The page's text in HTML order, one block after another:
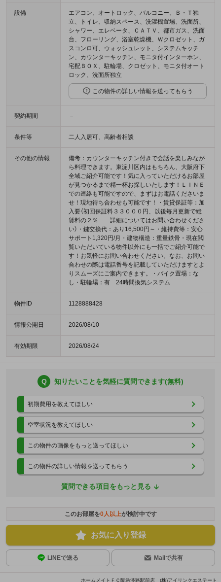
設備
エアコン、オートロック、バルコニー、Ｂ・Ｔ独
立、トイレ、収納スペース、洗濯機置場、洗面所、
シャワー、エレベータ、ＣＡＴＶ、都市ガス、洗面
台、フローリング、浴室乾燥機、Ｗクロゼット、ガ
スコンロ可、ウォッシュレット、システムキッチ
ン、カウンターキッチン、モニタ付インターホン、
宅配ＢＯＸ、駐輪場、クロゼット、モニタ付オート
ロック、洗面所独立
この物件の詳しい情報を送ってもらう
契約期間 －
条件等 二人入居可、高齢者相談
その他の情報
備考：カウンターキッチン付きで会話を楽しみなが
ら料理できます。東淀川区内はもちろん、大阪府下
全域ご紹介可能です！気に入っていただけるお部屋
が見つかるまで精一杯お探しいたします！ＬＩＮＥ
での連絡も可能ですので、まずはお電話くださいま
せ！現地待ち合わせも可能です！・賃貸保証等：加
入要（初回保証料３３０００円、以後毎月更新で総
賃料の２％ 詳細についてはお問い合わせくださ
い）・鍵交換代：あり16,500円～・維持費等：安心
サポート1,320円/月・建物構造：重量鉄骨・現在閲
覧いただいている物件以外にも一括でご紹介可能で
す！お気軽にお問い合わせください。なお、お問い
合わせの際は電話番号を記載していただけますとよ
りスムーズにご案内できます。・バイク置場：な
し・駐輪場：有 24時間換気システム
物件ID 1128888428
情報公開日 2026/08/10
有効期限 2026/08/24
Q 知りたいことを気軽に質問できます(無料)
初期費用を教えてほしい
空室状況を教えてほしい
この物件の画像をもっと送ってほしい
この物件の詳しい情報を送ってもらう
質問できる項目をもっと見る
このお部屋を0人以上が検討中です
お気に入り登録
LINEで送る Mailで共有
ホームメイトＦＣ阪急淡路駅前店 (株)アイリンクエステート